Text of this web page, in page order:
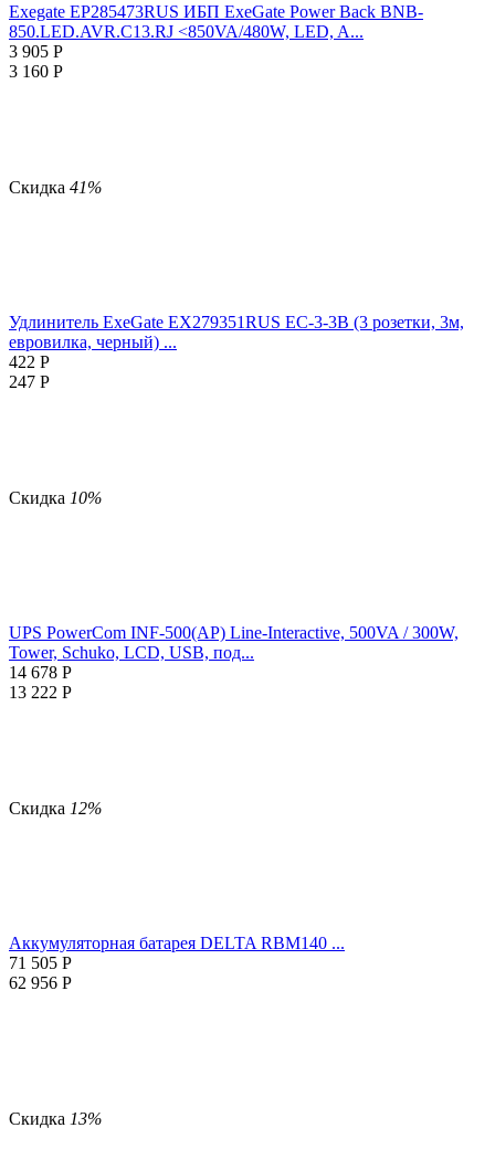
Exegate EP285473RUS ИБП ExeGate Power Back BNB-
850.LED.AVR.C13.RJ <850VA/480W, LED, A...
3 905 Р
3 160 Р
Скидка 41%
Удлинитель ExeGate EX279351RUS EC-3-3B (3 розетки, 3м,
евровилка, черный) ...
422 Р
247 Р
Скидка 10%
UPS PowerCom INF-500(AP) Line-Interactive, 500VA / 300W,
Tower, Schuko, LCD, USB, под...
14 678 Р
13 222 Р
Скидка 12%
Аккумуляторная батарея DELTA RBM140 ...
71 505 Р
62 956 Р
Скидка 13%